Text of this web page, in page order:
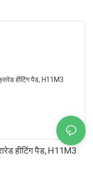
हीटिंग पैड, H11M3